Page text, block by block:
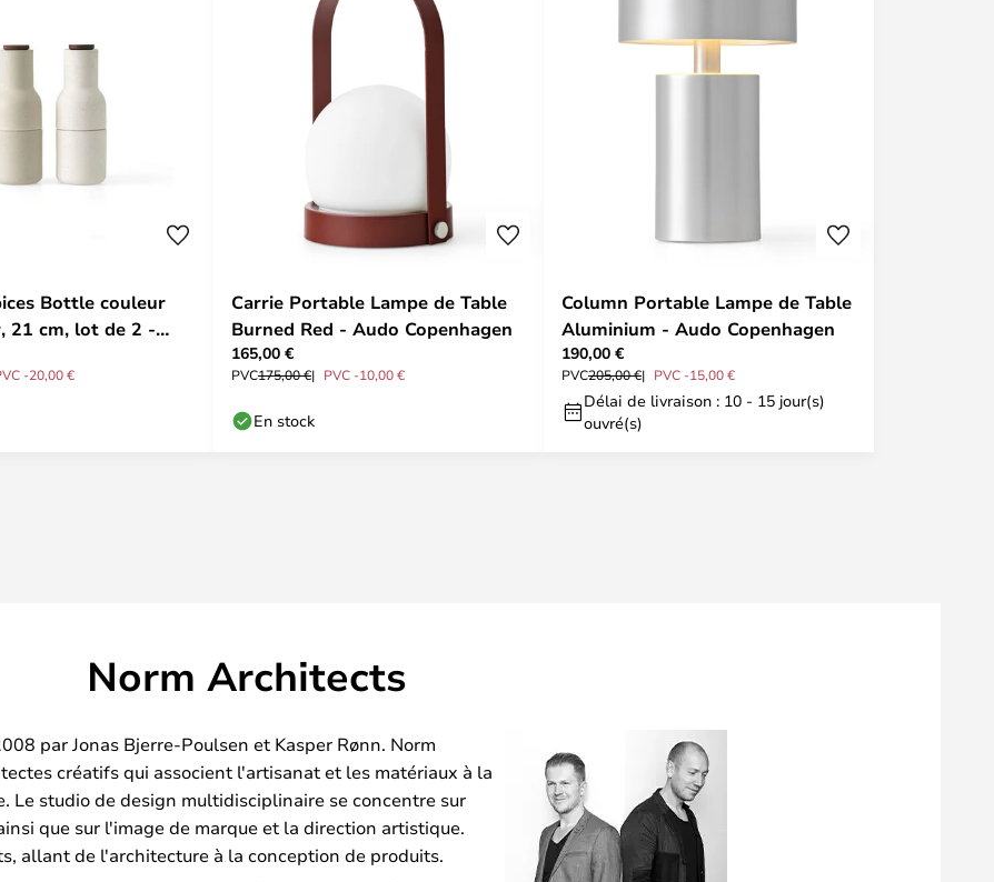
Bottle couleur
21 cm, lot de 2 -
-20,00 €
Carrie Portable Lampe de Table
Burned Red - Audo Copenhagen
165,00 €
PVC175,00 € PVC -10,00 €
En stock
Column Portable Lampe de Table
Aluminium - Audo Copenhagen
190,00 €
PVC205,00 € PVC -15,00 €
Délai de livraison : 10 - 15 jour(s)
ouvré(s)
Norm Architects
par Jonas Bjerre-Poulsen et Kasper Rønn. Norm
créatifs qui associent l'artisanat et les matériaux à la
studio de design multidisciplinaire se concentre sur
que sur l'image de marque et la direction artistique.
allant de l'architecture à la conception de produits.